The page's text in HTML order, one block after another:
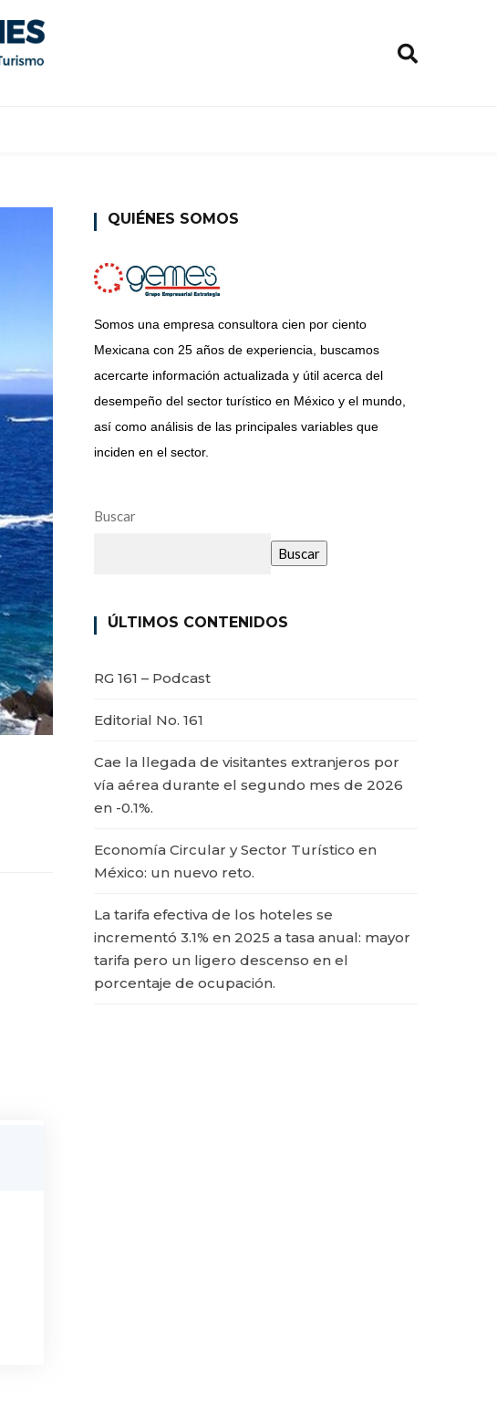
QUIÉNES SOMOS
Somos una empresa consultora cien por ciento
Mexicana con 25 años de experiencia, buscamos
acercarte información actualizada y útil acerca del
desempeño del sector turístico en México y el mundo,
así como análisis de las principales variables que
inciden en el sector.
Buscar
Buscar
ÚLTIMOS CONTENIDOS
RG 161 – Podcast
Editorial No. 161
Cae la llegada de visitantes extranjeros por
vía aérea durante el segundo mes de 2026
en -0.1%.
Economía Circular y Sector Turístico en
México: un nuevo reto.
La tarifa efectiva de los hoteles se
incrementó 3.1% en 2025 a tasa anual: mayor
tarifa pero un ligero descenso en el
porcentaje de ocupación.